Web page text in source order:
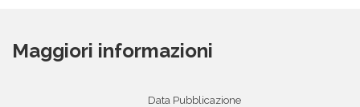
Domande e Risposte
Maggiori informazioni
Data Pubblicazione